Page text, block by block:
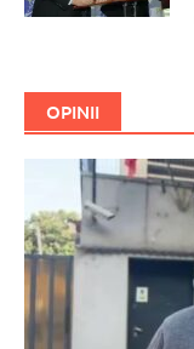
OPINII